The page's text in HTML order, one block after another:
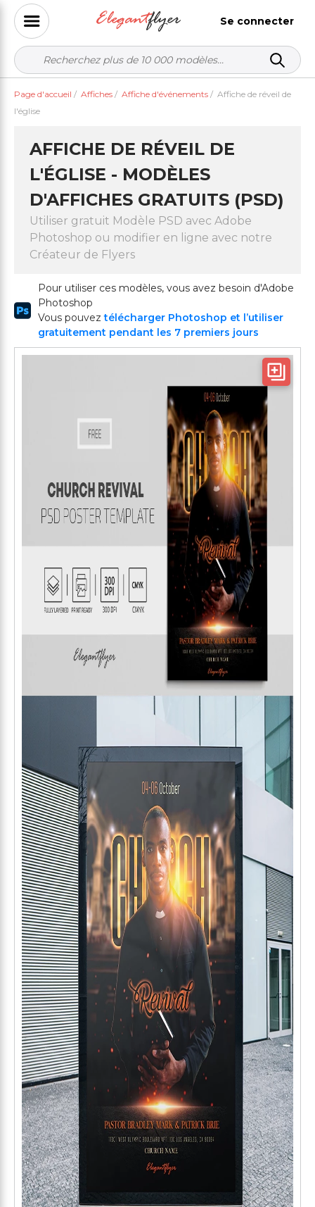
Se connecter
Page d'accueil / Affiches / Affiche d'événements / Affiche de réveil de
l'église
AFFICHE DE RÉVEIL DE
L'ÉGLISE - MODÈLES
D'AFFICHES GRATUITS (PSD)
Utiliser gratuit Modèle PSD avec Adobe
Photoshop ou modifier en ligne avec notre
Créateur de Flyers
Pour utiliser ces modèles, vous avez besoin d'Adobe
Photoshop
Vous pouveztélécharger Photoshop et l’utiliser
gratuitement pendant les 7 premiers jours